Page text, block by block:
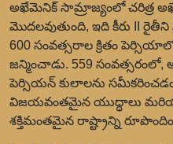
అఖేమెనిక్ సామ్రాజ్యంలో చరిత్ర
మొదలవుతుంది, ఇది కీరు II రైతీని
600 సంవత్సరాల క్రితం
జన్మించాడు. 559 సంవత్సరంలో,
పెర్సియన్ కులాలను
విజయవంతమైన యుద్ధాలు
శక్తిమంతమైన రాష్ట్రాన్ని